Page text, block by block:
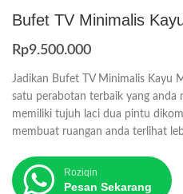
Bufet TV Minimalis
Rp9.500.000
Jadikan Bufet TV Minimalis Kayu
satu perabotan terbaik yang anda
memiliki tujuh laci dua pintu
membuat ruangan anda terlihat
Roziqin
Pesan Sekarang